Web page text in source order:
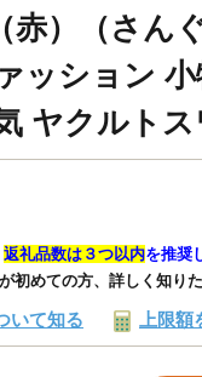
赤）（さん
ッション
ヤクルト
返礼品数は３つ以内を推奨
初めての方、詳しく知り
いて知る 上限